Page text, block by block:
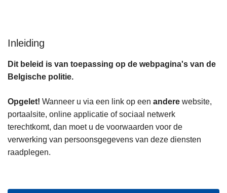
Inleiding
Dit beleid is van toepassing op de webpagina's van de
Belgische politie.
Opgelet! Wanneer u via een link op een andere website,
portaalsite, online applicatie of sociaal netwerk
terechtkomt, dan moet u de voorwaarden voor de
verwerking van persoonsgegevens van deze diensten
raadplegen.